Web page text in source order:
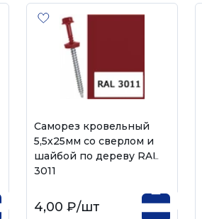
Саморез кровельный
5,5х25мм со сверлом и
шайбой по дереву RAL
3011
4,00 ₽/шт